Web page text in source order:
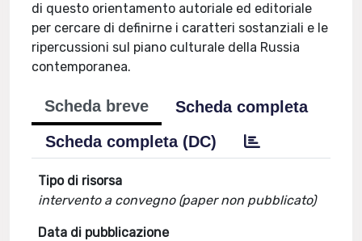
di questo orientamento autoriale ed editoriale
per cercare di definirne i caratteri sostanziali e le
ripercussioni sul piano culturale della Russia
contemporanea.
Scheda breve
Scheda completa
Scheda completa (DC)
Tipo di risorsa
intervento a convegno (paper non pubblicato)
Data di pubblicazione